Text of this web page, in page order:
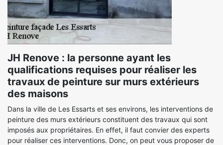
JH Renove : la personne ayant les
qualifications requises pour réaliser les
travaux de peinture sur murs extérieurs
des maisons
Dans la ville de Les Essarts et ses environs, les interventions de
peinture des murs extérieurs constituent des travaux qui sont
imposés aux propriétaires. En effet, il faut convier des experts
pour réaliser ces interventions. Donc, on peut vous proposer de